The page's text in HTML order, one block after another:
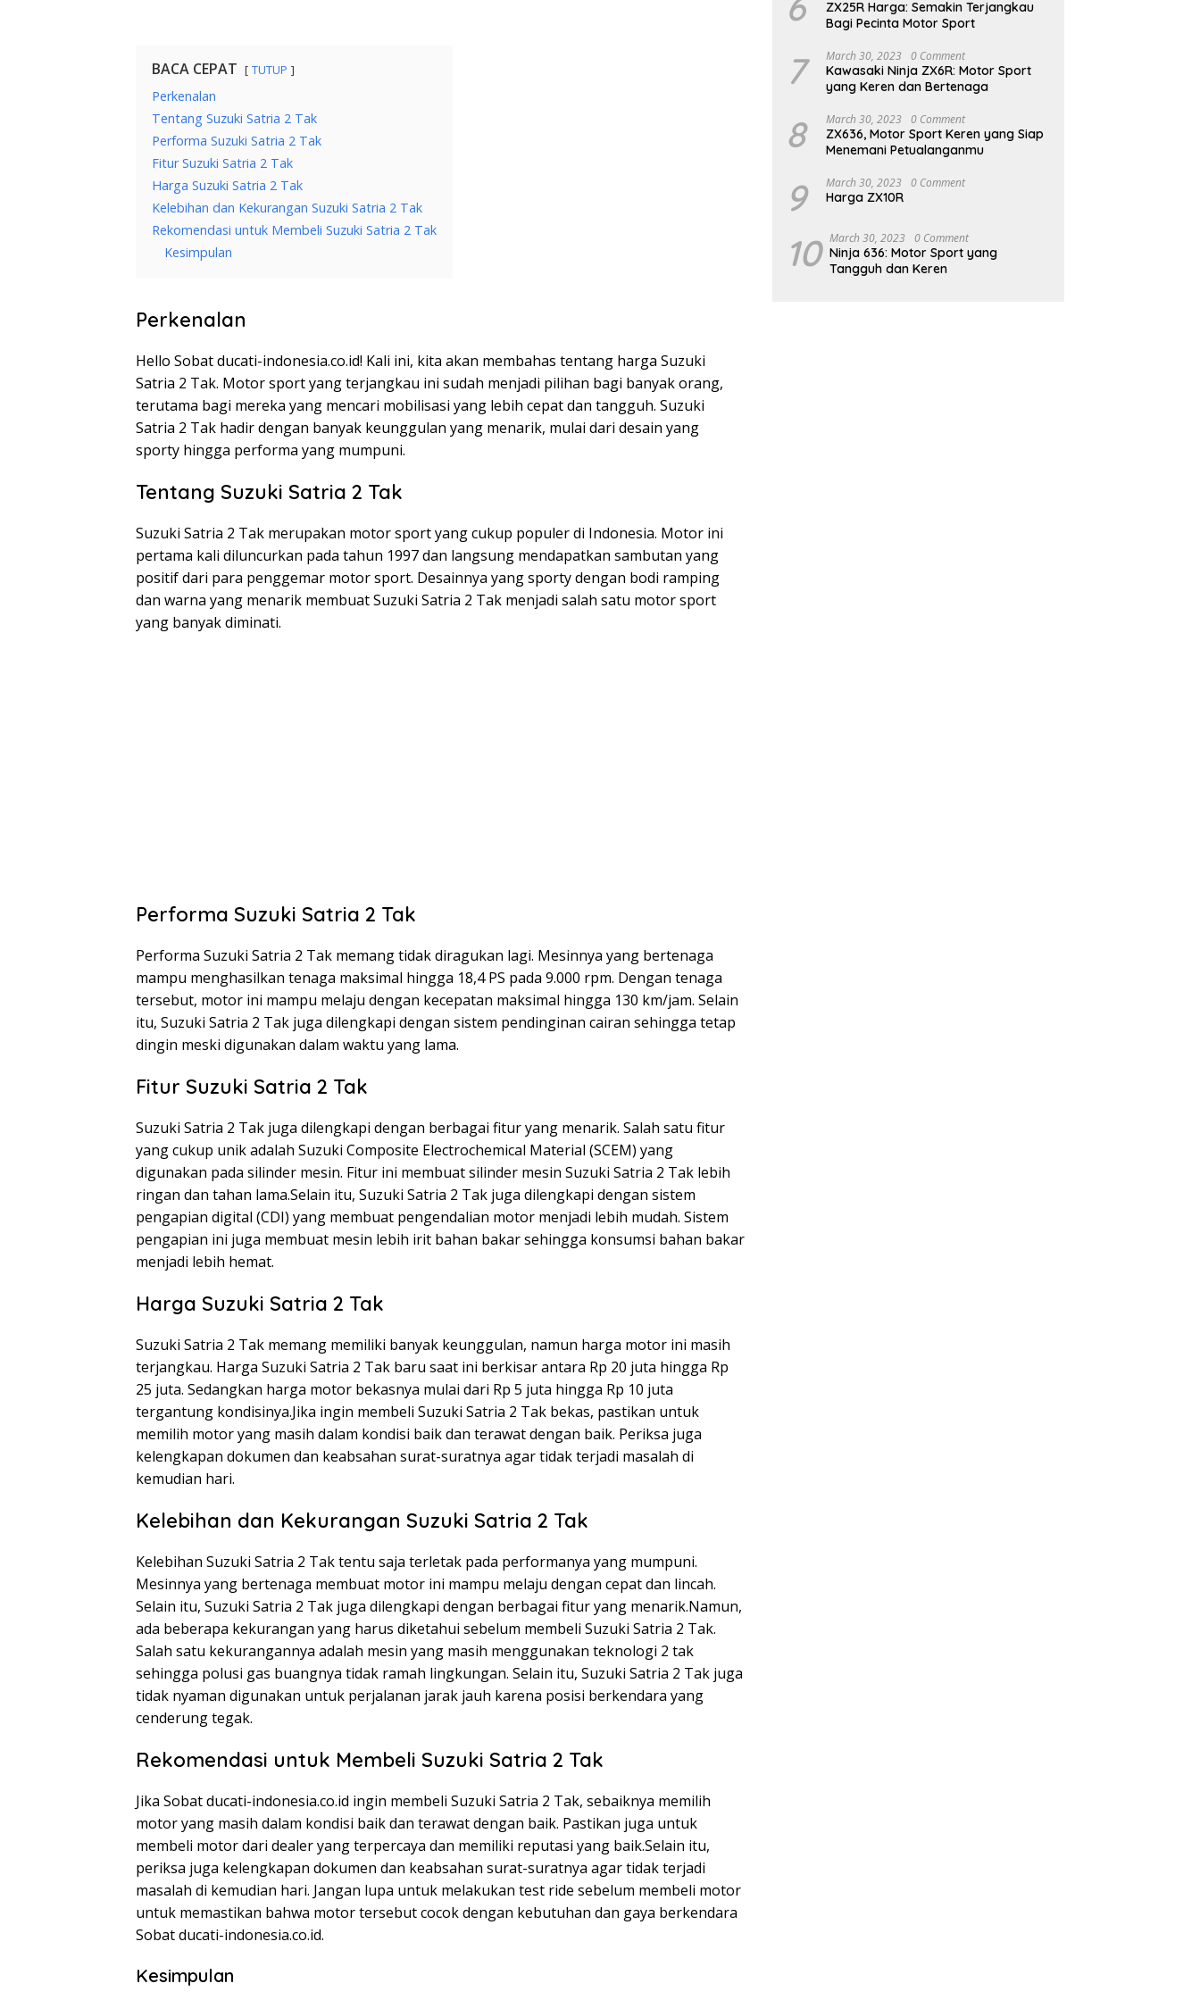
BACA CEPAT TUTUP
Perkenalan
Tentang Suzuki Satria 2 Tak
Performa Suzuki Satria 2 Tak
Fitur Suzuki Satria 2 Tak
Harga Suzuki Satria 2 Tak
Kelebihan dan Kekurangan Suzuki Satria 2 Tak
Rekomendasi untuk Membeli Suzuki Satria 2 Tak
Kesimpulan
Perkenalan
Hello Sobat ducati-indonesia.co.id! Kali ini, kita akan membahas tentang harga Suzuki
Satria 2 Tak. Motor sport yang terjangkau ini sudah menjadi pilihan bagi banyak orang,
terutama bagi mereka yang mencari mobilisasi yang lebih cepat dan tangguh. Suzuki
Satria 2 Tak hadir dengan banyak keunggulan yang menarik, mulai dari desain yang
sporty hingga performa yang mumpuni.
Tentang Suzuki Satria 2 Tak
Suzuki Satria 2 Tak merupakan motor sport yang cukup populer di Indonesia. Motor ini
pertama kali diluncurkan pada tahun 1997 dan langsung mendapatkan sambutan yang
positif dari para penggemar motor sport. Desainnya yang sporty dengan bodi ramping
dan warna yang menarik membuat Suzuki Satria 2 Tak menjadi salah satu motor sport
yang banyak diminati.
Performa Suzuki Satria 2 Tak
Performa Suzuki Satria 2 Tak memang tidak diragukan lagi. Mesinnya yang bertenaga
mampu menghasilkan tenaga maksimal hingga 18,4 PS pada 9.000 rpm. Dengan tenaga
tersebut, motor ini mampu melaju dengan kecepatan maksimal hingga 130 km/jam. Selain
itu, Suzuki Satria 2 Tak juga dilengkapi dengan sistem pendinginan cairan sehingga tetap
dingin meski digunakan dalam waktu yang lama.
Fitur Suzuki Satria 2 Tak
Suzuki Satria 2 Tak juga dilengkapi dengan berbagai fitur yang menarik. Salah satu fitur
yang cukup unik adalah Suzuki Composite Electrochemical Material (SCEM) yang
digunakan pada silinder mesin. Fitur ini membuat silinder mesin Suzuki Satria 2 Tak lebih
ringan dan tahan lama.Selain itu, Suzuki Satria 2 Tak juga dilengkapi dengan sistem
pengapian digital (CDI) yang membuat pengendalian motor menjadi lebih mudah. Sistem
pengapian ini juga membuat mesin lebih irit bahan bakar sehingga konsumsi bahan bakar
menjadi lebih hemat.
Harga Suzuki Satria 2 Tak
Suzuki Satria 2 Tak memang memiliki banyak keunggulan, namun harga motor ini masih
terjangkau. Harga Suzuki Satria 2 Tak baru saat ini berkisar antara Rp 20 juta hingga Rp
25 juta. Sedangkan harga motor bekasnya mulai dari Rp 5 juta hingga Rp 10 juta
tergantung kondisinya.Jika ingin membeli Suzuki Satria 2 Tak bekas, pastikan untuk
memilih motor yang masih dalam kondisi baik dan terawat dengan baik. Periksa juga
kelengkapan dokumen dan keabsahan surat-suratnya agar tidak terjadi masalah di
kemudian hari.
Kelebihan dan Kekurangan Suzuki Satria 2 Tak
Kelebihan Suzuki Satria 2 Tak tentu saja terletak pada performanya yang mumpuni.
Mesinnya yang bertenaga membuat motor ini mampu melaju dengan cepat dan lincah.
Selain itu, Suzuki Satria 2 Tak juga dilengkapi dengan berbagai fitur yang menarik.Namun,
ada beberapa kekurangan yang harus diketahui sebelum membeli Suzuki Satria 2 Tak.
Salah satu kekurangannya adalah mesin yang masih menggunakan teknologi 2 tak
sehingga polusi gas buangnya tidak ramah lingkungan. Selain itu, Suzuki Satria 2 Tak juga
tidak nyaman digunakan untuk perjalanan jarak jauh karena posisi berkendara yang
cenderung tegak.
Rekomendasi untuk Membeli Suzuki Satria 2 Tak
Jika Sobat ducati-indonesia.co.id ingin membeli Suzuki Satria 2 Tak, sebaiknya memilih
motor yang masih dalam kondisi baik dan terawat dengan baik. Pastikan juga untuk
membeli motor dari dealer yang terpercaya dan memiliki reputasi yang baik.Selain itu,
periksa juga kelengkapan dokumen dan keabsahan surat-suratnya agar tidak terjadi
masalah di kemudian hari. Jangan lupa untuk melakukan test ride sebelum membeli motor
untuk memastikan bahwa motor tersebut cocok dengan kebutuhan dan gaya berkendara
Sobat ducati-indonesia.co.id.
Kesimpulan
ZX25R Harga: Semakin Terjangkau
Bagi Pecinta Motor Sport
7 March 30, 2023 0 Comment
Kawasaki Ninja ZX6R: Motor Sport
yang Keren dan Bertenaga
8 March 30, 2023 0 Comment
ZX636, Motor Sport Keren yang Siap
Menemani Petualanganmu
9 March 30, 2023 0 Comment
Harga ZX10R
10 March 30, 2023 0 Comment
Ninja 636: Motor Sport yang
Tangguh dan Keren